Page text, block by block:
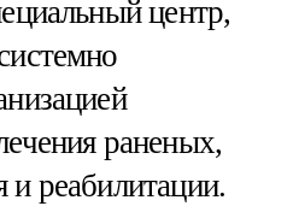
центр,
раненых,
и реабилитации.